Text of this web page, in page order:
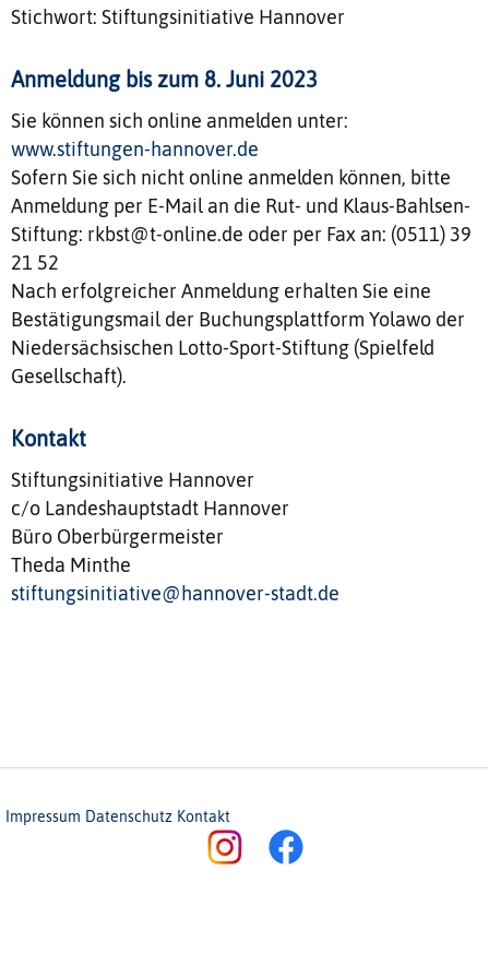
Stichwort: Stiftungsinitiative Hannover
Anmeldung bis zum 8. Juni 2023
Sie können sich online anmelden unter:
www.stiftungen-hannover.de
Sofern Sie sich nicht online anmelden können, bitte
Anmeldung per E-Mail an die Rut- und Klaus-Bahlsen-
Stiftung: rkbst@t-online.de oder per Fax an: (0511) 39
21 52
Nach erfolgreicher Anmeldung erhalten Sie eine
Bestätigungsmail der Buchungsplattform Yolawo der
Niedersächsischen Lotto-Sport-Stiftung (Spielfeld
Gesellschaft).
Kontakt
Stiftungsinitiative Hannover
c/o Landeshauptstadt Hannover
Büro Oberbürgermeister
Theda Minthe
stiftungsinitiative@hannover-stadt.de
Impressum Datenschutz Kontakt